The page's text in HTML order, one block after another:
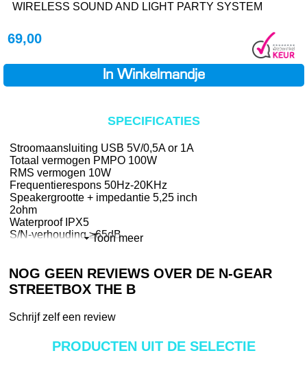
WIRELESS SOUND AND LIGHT PARTY SYSTEM
69,00
In Winkelmandje
SPECIFICATIES
Stroomaansluiting USB 5V/0,5A or 1A
Totaal vermogen PMPO 100W
RMS vermogen 10W
Frequentierespons 50Hz-20KHz
Speakergrootte + impedantie 5,25 inch
2ohm
Waterproof IPX5
S/N-verhouding ≥65dB
Accu speeltijd (Max vol.) 3.5 uren
Accu speeltijd (50% vol.) 12 uren
Accu speeltijd (Low vol.) 15.5 uren
Accu gewicht 45gr
Bluetooth frequentie 2400-2483.5MHz
Toon meer
NOG GEEN REVIEWS OVER DE N-GEAR
STREETBOX THE B
Schrijf zelf een review
PRODUCTEN UIT DE SELECTIE